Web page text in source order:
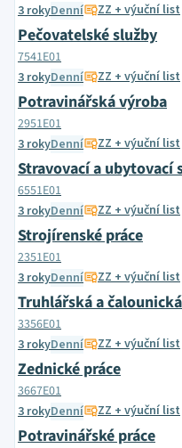
3 rokyDenní ZZ + výuční list
Pečovatelské služby
7541E01
3 rokyDenní ZZ + výuční list
Potravinářská výroba
2951E01
3 rokyDenní ZZ + výuční list
Stravovací a ubytovací
6551E01
3 rokyDenní ZZ + výuční list
Strojírenské práce
2351E01
3 rokyDenní ZZ + výuční list
Truhlářská a
3356E01
3 rokyDenní ZZ + výuční list
Zednické práce
3667E01
3 rokyDenní ZZ + výuční list
Potravinářské práce